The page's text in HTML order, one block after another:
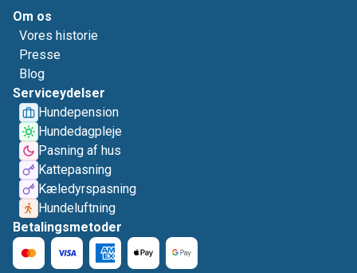
Om os
Vores historie
Presse
Blog
Serviceydelser
Hundepension
Hundedagpleje
Pasning af hus
Kattepasning
Kæledyrspasning
Hundeluftning
Betalingsmetoder